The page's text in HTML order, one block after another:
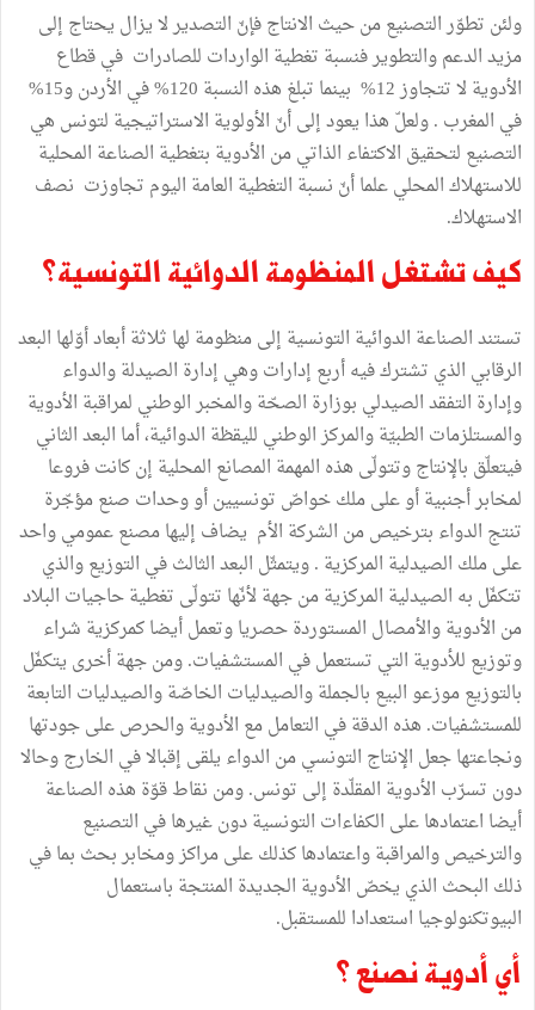
ولئن تطوّر التصنيع من حيث الانتاج فإنّ التصدير لا يزال يحتاج إلى
مزيد الدعم والتطوير فنسبة تغطية الواردات للصادرات في قطاع
الأدوية لا تتجاوز 12% بينما تبلغ هذه النسبة 120% في الأردن و15%
في المغرب . ولعلّ هذا يعود إلى أنّ الأولوية الاستراتيجية لتونس هي
التصنيع لتحقيق الاكتفاء الذاتي من الأدوية بتغطية الصناعة المحلية
للاستهلاك المحلي علما أنّ نسبة التغطية العامة اليوم تجاوزت نصف
الاستهلاك.
كيف تشتغل المنظومة الدوائية التونسية؟
تستند الصناعة الدوائية التونسية إلى منظومة لها ثلاثة أبعاد أوّلها البعد
الرقابي الذي تشترك فيه أربع إدارات وهي إدارة الصيدلة والدواء
وإدارة التفقد الصيدلي بوزارة الصحّة والمخبر الوطني لمراقبة الأدوية
والمستلزمات الطبيّة والمركز الوطني لليقظة الدوائية، أما البعد الثاني
فيتعلّق بالإنتاج وتتولّى هذه المهمة المصانع المحلية إن كانت فروعا
لمخابر أجنبية أو على ملك خواصّ تونسيين أو وحدات صنع مؤجّرة
تنتج الدواء بترخيص من الشركة الأم يضاف إليها مصنع عمومي واحد
على ملك الصيدلية المركزية . ويتمثّل البعد الثالث في التوزيع والذي
تتكفّل به الصيدلية المركزية من جهة لأنّها تتولّى تغطية حاجيات البلاد
من الأدوية والأمصال المستوردة حصريا وتعمل أيضا كمركزية شراء
وتوزيع للأدوية التي تستعمل في المستشفيات. ومن جهة أخرى يتكفّل
بالتوزيع موزعو البيع بالجملة والصيدليات الخاصّة والصيدليات التابعة
للمستشفيات. هذه الدقة في التعامل مع الأدوية والحرص على جودتها
ونجاعتها جعل الإنتاج التونسي من الدواء يلقى إقبالا في الخارج وحالا
دون تسرّب الأدوية المقلّدة إلى تونس. ومن نقاط قوّة هذه الصناعة
أيضا اعتمادها على الكفاءات التونسية دون غيرها في التصنيع
والترخيص والمراقبة واعتمادها كذلك على مراكز ومخابر بحث بما في
ذلك البحث الذي يخصّ الأدوية الجديدة المنتجة باستعمال
البيوتكنولوجيا استعدادا للمستقبل.
أي أدوية نصنع ؟